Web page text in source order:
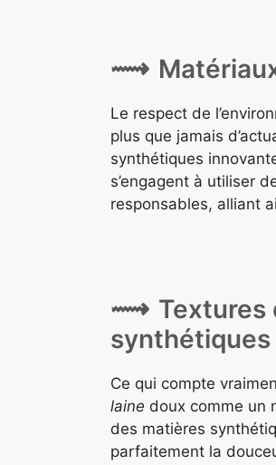
Le respect de
plus que jamais
synthétiques
s’engagent à utiliser
responsables, alliant
Textures
Ce qui compte
laine doux comme un
des matières
parfaitement la